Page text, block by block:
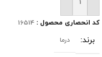
افزودن به سبد خرید
کد انحصاری محصول : 16514
برند درما